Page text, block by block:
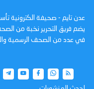
يضم فريق التحرير نخبة من
في عدد من الصحف الرسمية